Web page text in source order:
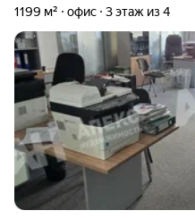
1199 м² офис 3 этаж из 4